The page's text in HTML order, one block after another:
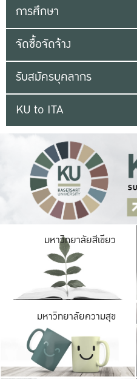
การศึกษา
จัดซื้อจัดจ้าง
รับสมัครบุคลากร
KU to ITA
มหาวิทยาลัยสีเขียว
มหาวิทยาลัยความสุข